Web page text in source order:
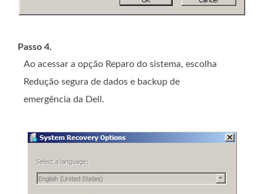
Passo 4.
Ao acessar a opção Reparo do sistema, escolha
Redução segura de dados e backup de
emergência da Dell.